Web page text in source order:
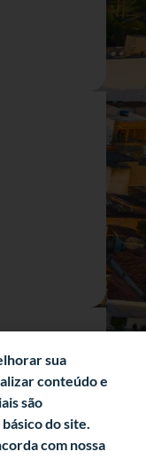
sua
conteúdo e
são
do site.
com nossa